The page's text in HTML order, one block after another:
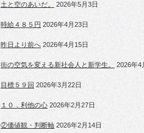
土と空のあいだ。 2026年5月3日
時給４８５円 2026年4月23日
昨日より前へ 2026年4月15日
街の空気を変える新社会人と新学生。 2026年4
目標５９回 2026年3月22日
１０．利他の心 2026年2月27日
②価値観・判断軸 2026年2月14日